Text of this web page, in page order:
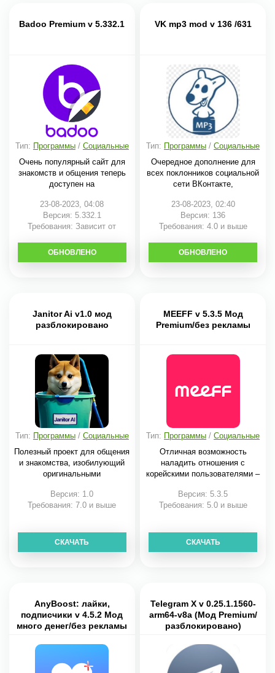
Badoo Premium v 5.332.1
Тип: Программы/ Социальные
Очень популярный сайт для
знакомств и общения теперь
доступен на
23-08-2023, 04:08
Версия: 5.332.1
Требования: Зависит от
СКАЧАТЬ
ОБНОВЛЕНО
VK mp3 mod v 136 /631
Тип: Программы /Социальные
Очередное дополнение для
всех поклонников социальной
сети ВКонтакте,
23-08-2023, 02:40
Версия: 136
Требования: 4.0 и выше
СКАЧАТЬ
ОБНОВЛЕНО
Janitor Ai v1.0 мод
разблокировано
Тип: Программы/ Социальные
Полезный проект для общения
и знакомства, изобилующий
оригинальными
Версия: 1.0
Требования: 7.0 и выше
СКАЧАТЬ
MEEFF v 5.3.5 Мод
Premium/без рекламы
Тип: Программы /Социальные
Отличная возможность
наладить отношения с
корейскими пользователями –
Версия: 5.3.5
Требования: 5.0 и выше
СКАЧАТЬ
AnyBoost: лайки,
подписчики v 4.5.2 Мод
много денег/без рекламы
Telegram X v 0.25.1.1560-
arm64-v8a (Мод Premium/
разблокировано)